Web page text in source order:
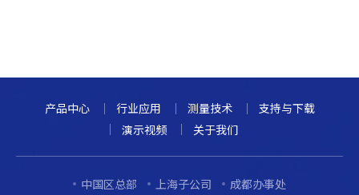
产品中心 行业应用 测量技术
支持与下载
演示视频
关于我们
中国区总部 上海子公司 成都办事处